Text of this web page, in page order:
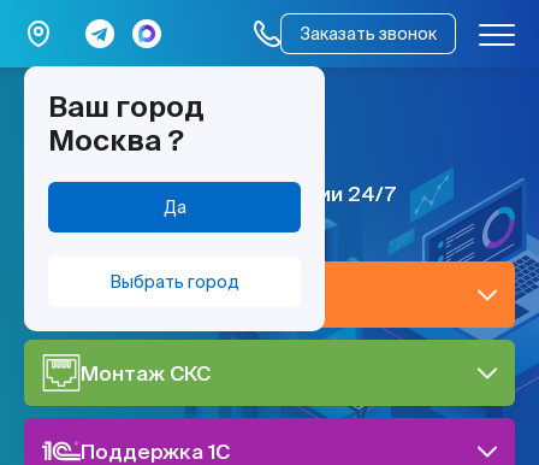
Ваш город
Москва ?
Да
Выбрать город
Заказать звонок
мы работаем –
всё работает
ИТ поддержка по всей России 24/7
IT-поддержка
Монтаж СКС
Поддержка 1C